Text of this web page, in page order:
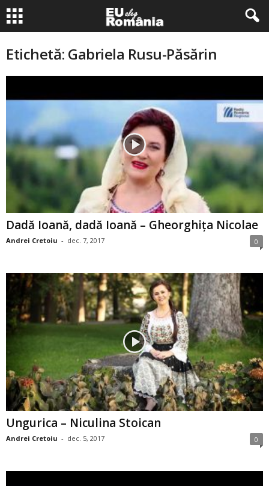
Etichetă: Gabriela Rusu-Păsărin
Dadă Ioană, dadă Ioană – Gheorghiţa Nicolae
Andrei Cretoiu - dec. 7, 2017 0
Ungurica – Niculina Stoican
Andrei Cretoiu - dec. 5, 2017 0